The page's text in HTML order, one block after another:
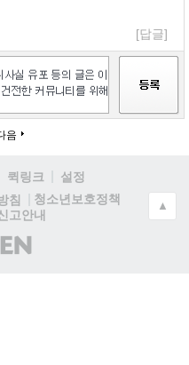
[답글]
음
퀵링크
설정
침
청소년보호정책
고안내
)
▲